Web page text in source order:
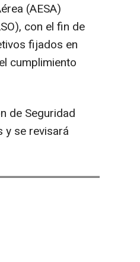
(AESA)
con el fin de
fijados en
cumplimiento
de Seguridad
y se revisará